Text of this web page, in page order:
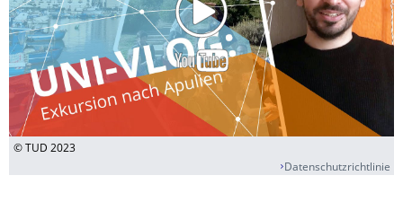
© TUD 2023
Datenschutzrichtlinie